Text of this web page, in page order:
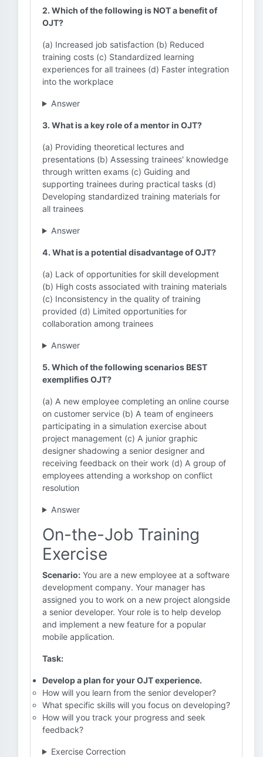
2. Which of the following is NOT a benefit of
OJT?
(a) Increased job satisfaction (b) Reduced
training costs (c) Standardized learning
experiences for all trainees (d) Faster integration
into the workplace
Answer
3. What is a key role of a mentor in OJT?
(a) Providing theoretical lectures and
presentations (b) Assessing trainees' knowledge
through written exams (c) Guiding and
supporting trainees during practical tasks (d)
Developing standardized training materials for
all trainees
Answer
4. What is a potential disadvantage of OJT?
(a) Lack of opportunities for skill development
(b) High costs associated with training materials
(c) Inconsistency in the quality of training
provided (d) Limited opportunities for
collaboration among trainees
Answer
5. Which of the following scenarios BEST
exemplifies OJT?
(a) A new employee completing an online course
on customer service (b) A team of engineers
participating in a simulation exercise about
project management (c) A junior graphic
designer shadowing a senior designer and
receiving feedback on their work (d) A group of
employees attending a workshop on conflict
resolution
Answer
On-the-Job Training
Exercise
Scenario: You are a new employee at a software
development company. Your manager has
assigned you to work on a new project alongside
a senior developer. Your role is to help develop
and implement a new feature for a popular
mobile application.
Task:
Develop a plan for your OJT experience.
How will you learn from the senior developer?
What specific skills will you focus on developing?
How will you track your progress and seek
feedback?
Exercise Correction